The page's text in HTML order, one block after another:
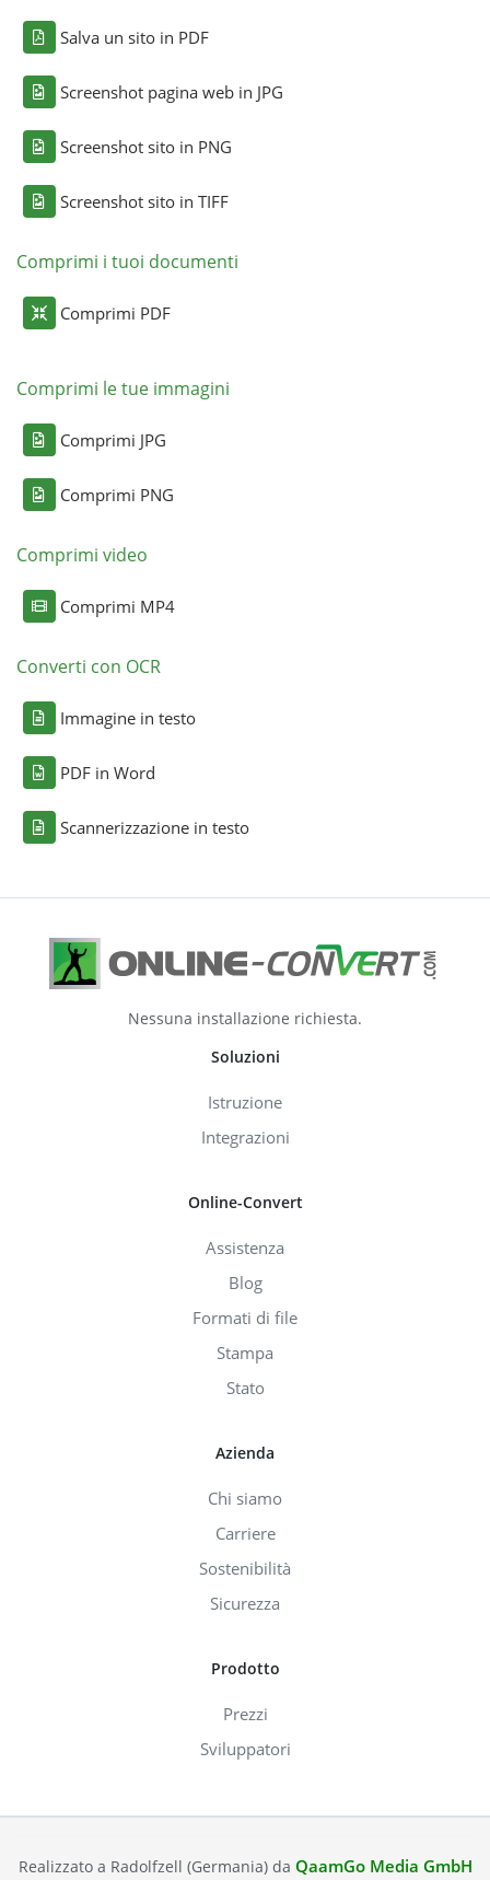
Salva un sito in PDF
Screenshot pagina web in JPG
Screenshot sito in PNG
Screenshot sito in TIFF
Comprimi i tuoi documenti
Comprimi PDF
Comprimi le tue immagini
Comprimi JPG
Comprimi PNG
Comprimi video
Comprimi MP4
Converti con OCR
Immagine in testo
PDF in Word
Scannerizzazione in testo
Nessuna installazione richiesta.
Soluzioni
Istruzione
Integrazioni
Online-Convert
Assistenza
Blog
Formati di file
Stampa
Stato
Azienda
Chi siamo
Carriere
Sostenibilità
Sicurezza
Prodotto
Prezzi
Sviluppatori
Realizzato a Radolfzell (Germania) da QaamGo Media GmbH